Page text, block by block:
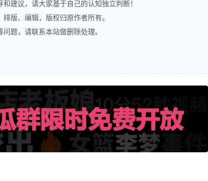
建议，请大家基于自己的认知独立判断！
版、编辑，版权归原作者所有。
题，请联系本站做删除处理。